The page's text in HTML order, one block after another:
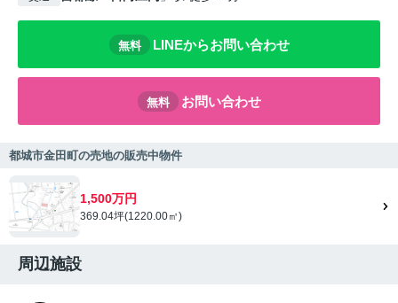
無料 LINEからお問い合わせ
無料 お問い合わせ
都城市金田町の売地の販売中物件
1,500万円
369.04坪(1220.00㎡)
周辺施設